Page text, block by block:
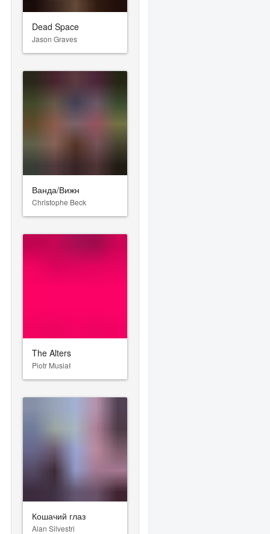
Dead Space
Jason Graves
Ванда/Вижн
Christophe Beck
The Alters
Piotr Musiał
Кошачий глаз
Alan Silvestri